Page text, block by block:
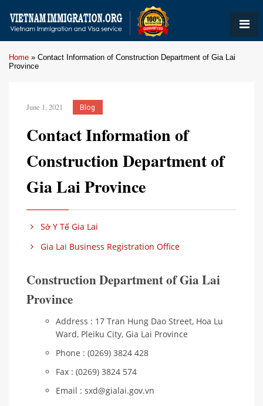
Home » Contact Information of Construction Department of Gia Lai
Province
June 1, 2021 Blog
Contact Information of
Construction Department of
Gia Lai Province
Sở Y Tế Gia Lai
Gia Lai Business Registration Office
Construction Department of Gia Lai
Province
Address : 17 Tran Hung Dao Street, Hoa Lu
Ward, Pleiku City, Gia Lai Province
Phone : (0269) 3824 428
Fax : (0269) 3824 574
Email : sxd@gialai.gov.vn